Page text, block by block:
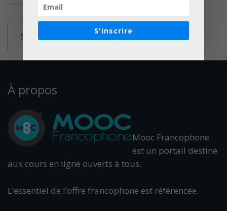
À propos
Mooc Francophone
est un portail destiné
aux cours en ligne ouverts à tous.
L’essentiel de l’offre francophone est référencée.
S'inscrire